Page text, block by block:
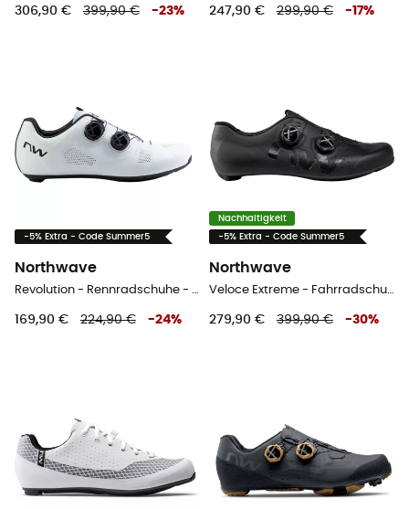
306,90 € 399,90 € -23% 247,90 € 299,90 € -17%
-5% Extra - Code Summer5
Northwave
Revolution - Rennradschuhe - Herren
169,90 € 224,90 € -24%
Nachhaltigkeit
-5% Extra - Code Summer5
Northwave
Veloce Extreme - Fahrradschuhe - Herren
279,90 € 399,90 € -30%